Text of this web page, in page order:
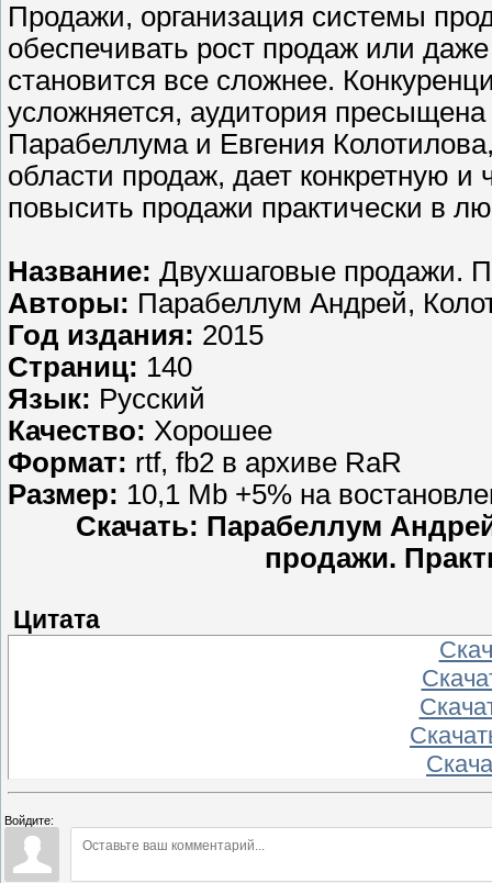
Продажи, организация системы
обеспечивать рост продаж или
становится все сложнее.
усложняется, аудитория
Парабеллума и Евгения
области продаж, дает конкретную и
повысить продажи практически в
Название: Двухшаговые продажи.
Авторы: Парабеллум Андрей,
Год издания: 2015
Страниц: 140
Язык: Русский
Качество: Хорошее
Формат: rtf, fb2 в архиве RaR
Размер: 10,1 Mb +5% на
Скачать: Парабеллум
продажи.
Цитата
Войдите: